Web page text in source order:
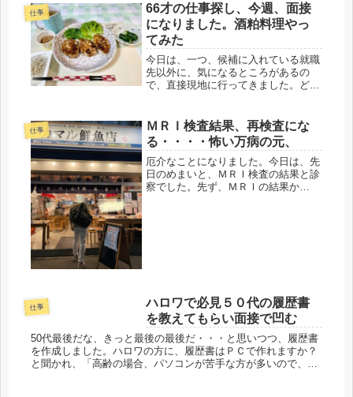
仕事
66才の仕事探し、今週、面接
になりました。酒粕料理やっ
てみた
今日は、一つ、候補に入れている就職
先以外に、気になるところがあるの
で、直接現地に行ってきました。どれ
からの就職。今回は、初めての短時間
労働、パートに挑戦。短いからと言っ
ても...
仕事
ＭＲＩ検査結果、再検査にな
る・・・・怖い万病の元、
厄介なことになりました。今日は、先
日のめまいと、ＭＲＩ検査の結果と診
察でした。先ず、ＭＲＩの結果か
仕事
ハロワで必見５０代の履歴書
を教えてもらい面接で凹む
50代最後だな、きっと最後の最後だ・・・と思いつつ、履歴書
を作成しました。ハロワの方に、履歴書はＰＣで作れますか？
と聞かれ、「高齢の場合、パソコンが苦手な方が多いので、出